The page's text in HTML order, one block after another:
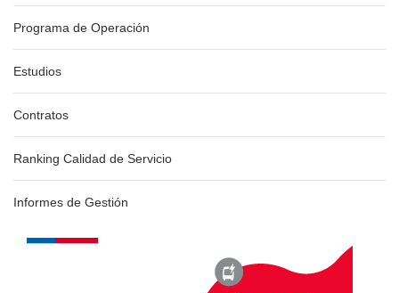
Programa de Operación
Estudios
Contratos
Ranking Calidad de Servicio
Informes de Gestión